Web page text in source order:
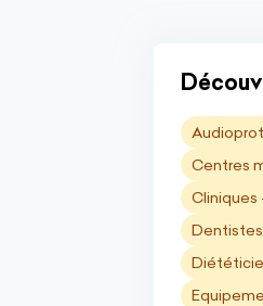
Centres
Cliniques